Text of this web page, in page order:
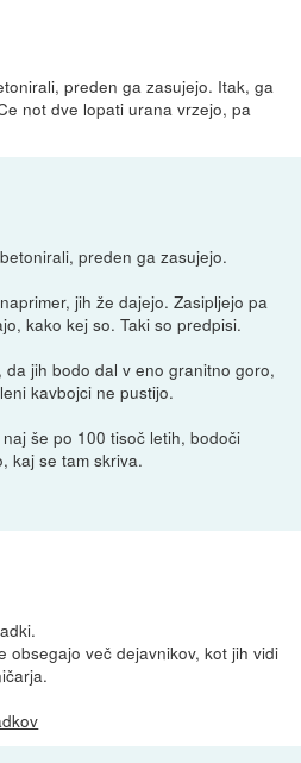
preden ga zasujejo. Itak, ga
not dve lopati urana vrzejo, pa
preden ga zasujejo.
jih že dajejo. Zasipljejo pa
kako kej so. Taki so predpisi.
da jih bodo dal v eno granitno goro,
kavbojci ne pustijo.
še po 100 tisoč letih, bodoči
kaj se tam skriva.
obsegajo več dejavnikov, kot jih vidi